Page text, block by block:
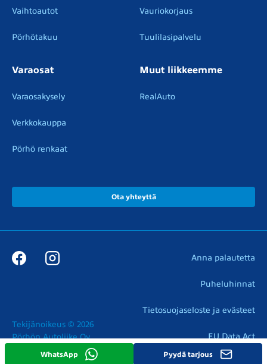
WhatsApp Pyydä tarjous
Vaihtoautot
Pörhötakuu
Vauriokorjaus
Tuulilasipalvelu
Varaosat
Varaosakysely
Verkkokauppa
Pörhö renkaat
Muut liikkeemme
RealAuto
Ota yhteyttä
Tekijänoikeus © 2026
Pörhön Autoliike Oy
Anna palautetta
Puheluhinnat
Tietosuojaseloste ja evästeet
EU Data Act